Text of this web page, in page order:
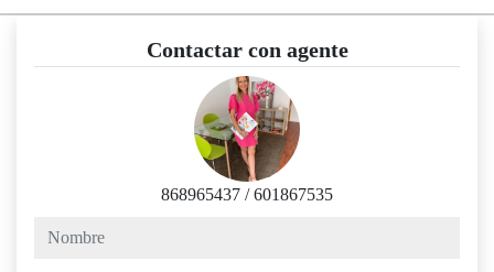
Contactar con agente
868965437 /601867535
nombre